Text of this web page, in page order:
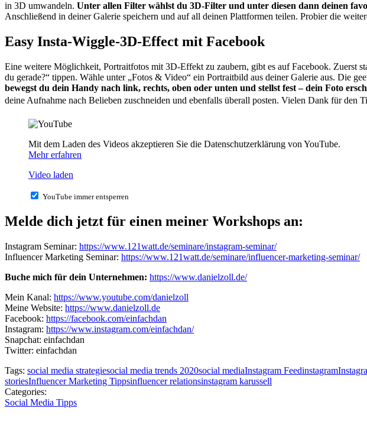
in 3D umwandeln. Unter allen Filter wählst du 3D-Filter und unter diesen dann deinen
Anschließend in deiner Galerie speichern und auf all deinen Plattformen teilen. Probier die
Easy Insta-Wiggle-3D-Effect mit Facebook
Eine weitere Möglichkeit, Portraitfotos mit 3D-Effekt zu zaubern, gibt es auf Facebook. Zuerst
du gerade?“ tippen. Wähle unter „Fotos & Video“ ein Portraitbild aus deiner Galerie aus. Die
bewegst du dein Handy nach link, rechts, oben oder unten und stellst fest – dein Foto
deine Aufnahme nach Belieben zuschneiden und ebenfalls überall posten. Vielen Dank für den
Mit dem Laden des Videos akzeptieren Sie die Datenschutzerklärung von YouTube.
Mehr erfahren
Video laden
YouTube immer entsperren
Melde dich jetzt für einen meiner Workshops an:
Instagram Seminar: https://www.121watt.de/seminare/instagram-seminar/
Influencer Marketing Seminar: https://www.121watt.de/seminare/influencer-marketing-seminar/
Buche mich für dein Unternehmen: https://www.danielzoll.de/
Mein Kanal: https://www.youtube.com/danielzoll
Meine Website: https://www.danielzoll.de
Facebook: https://facebook.com/einfachdan
Instagram: https://www.instagram.com/einfachdan/
Snapchat: einfachdan
Twitter: einfachdan
Tags: social media strategiesocial media trends 2020social mediaInstagram Feedinstagram
storiesInfluencer Marketing Tippsinfluencer relationsinstagram karussell
Categories:
Social Media Tipps